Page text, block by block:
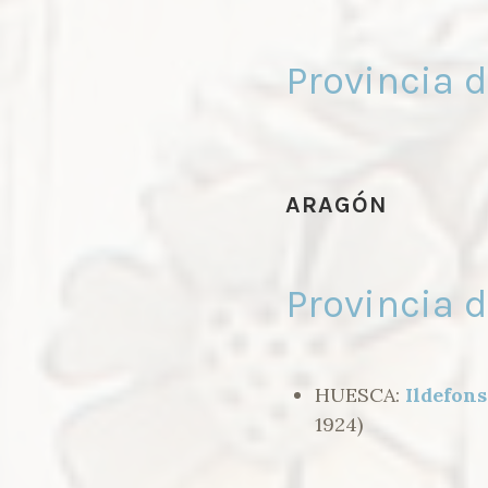
Provincia
ARAGÓN
Provincia
HUESCA:
1924)